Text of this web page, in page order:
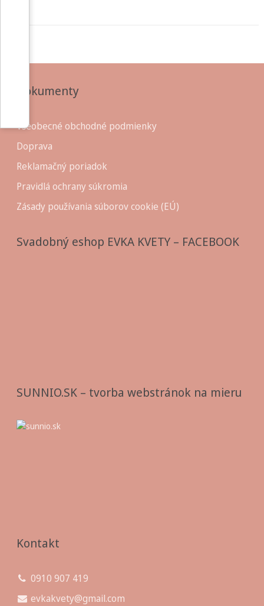
Dokumenty
Všeobecné obchodné podmienky
Doprava
Reklamačný poriadok
Pravidlá ochrany súkromia
Zásady používania súborov cookie (EÚ)
Svadobný eshop EVKA KVETY – FACEBOOK
SUNNIO.SK – tvorba webstránok na mieru
Kontakt
0910 907 419
evkakvety@gmail.com